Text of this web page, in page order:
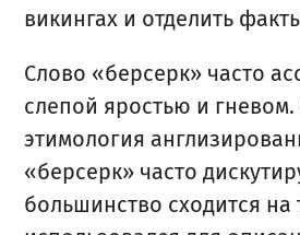
викингах и отделить
Слово «берсерк» часто
слепой яростью и гневом.
этимология
«берсерк» часто
большинство сходится на